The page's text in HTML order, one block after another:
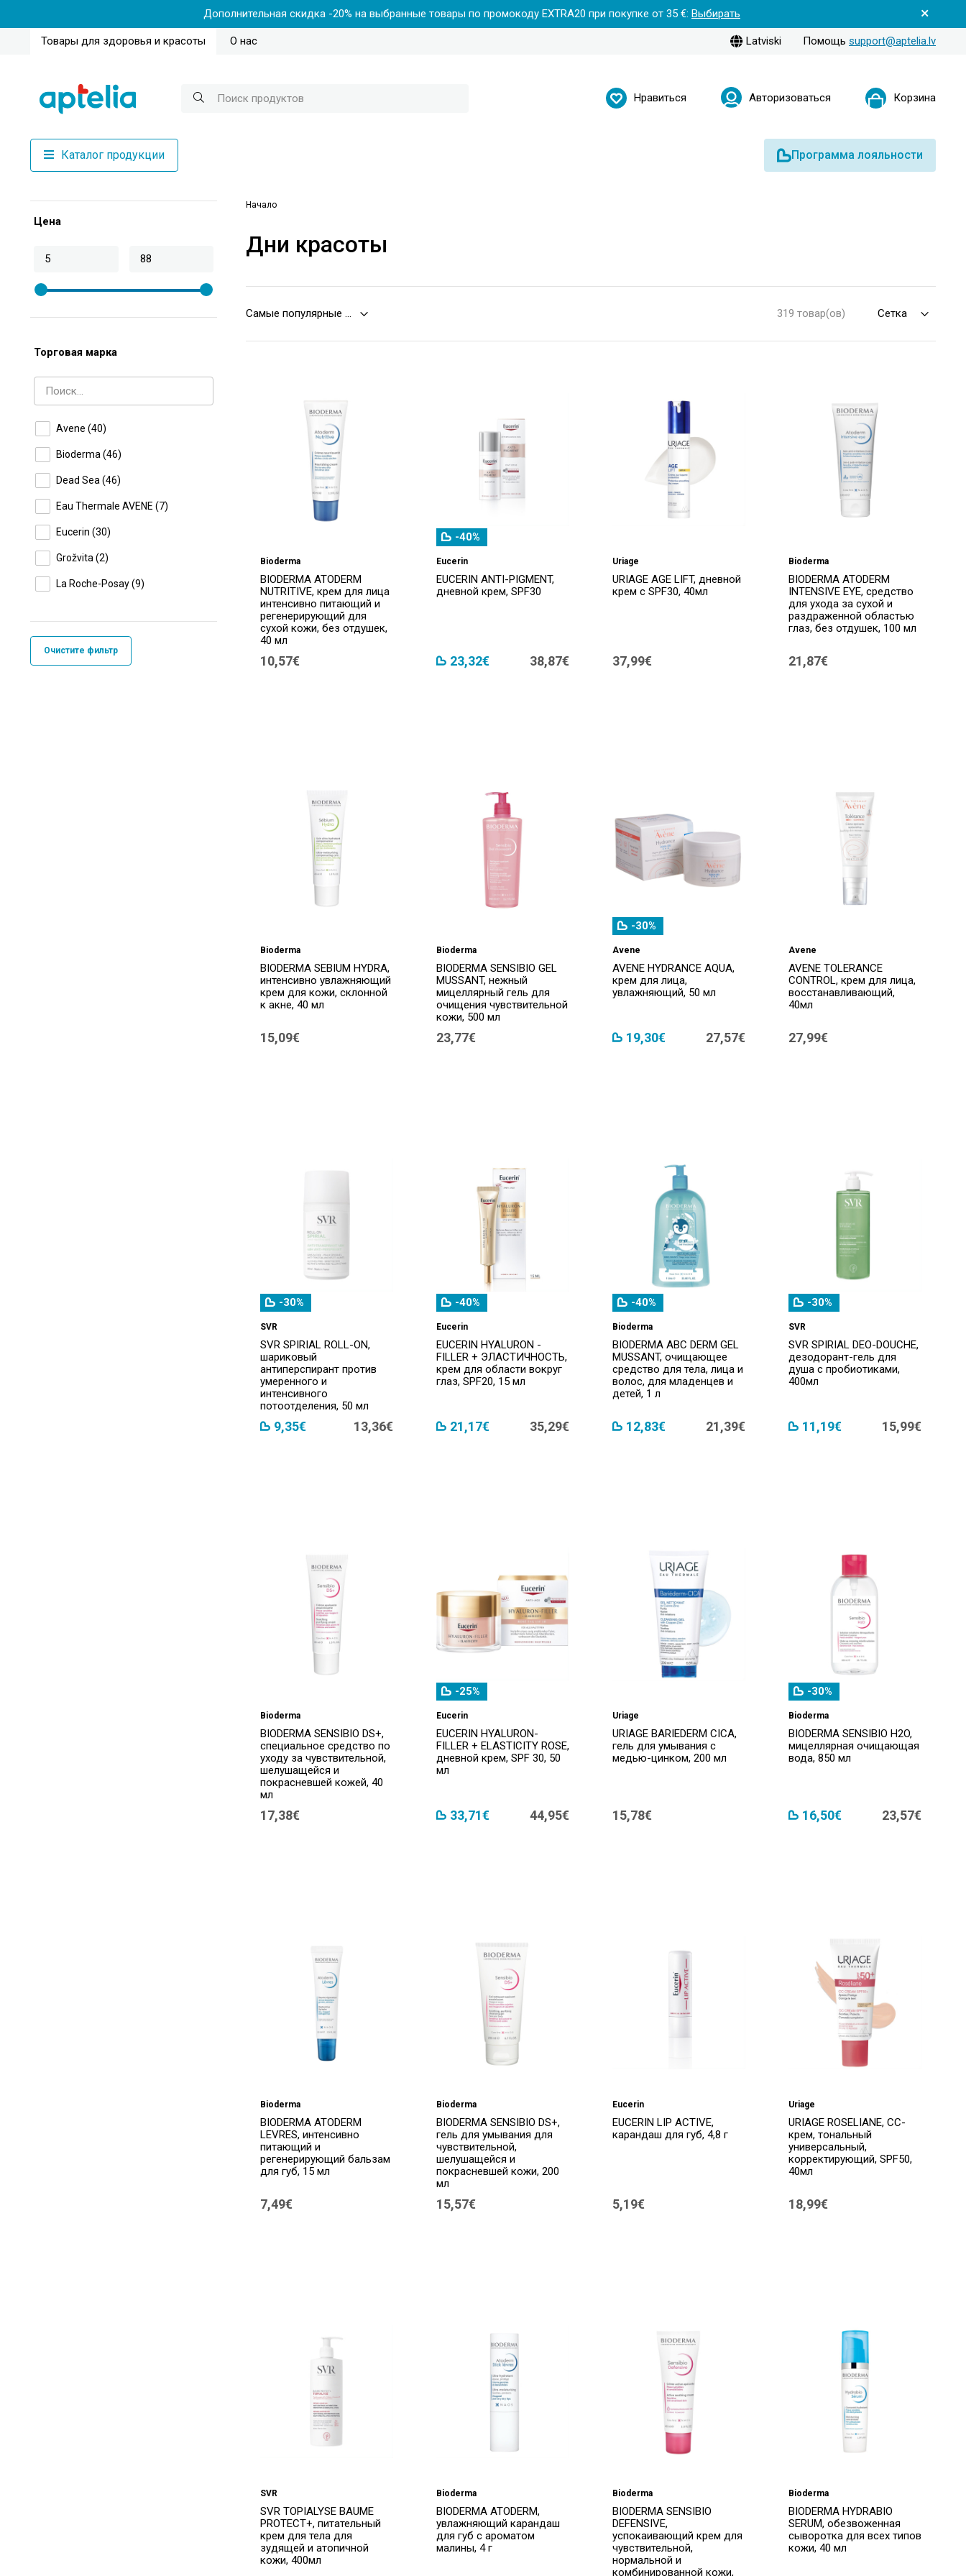
Дополнительная скидка -20% на выбранные товары по промокоду EXTRA20 при покупке от 35 €: Выбирать
Товары для здоровья и красоты О нас Latviski Помощь support@aptelia.lv
Нравиться Авторизоваться Корзина
Каталог продукции Программа лояльности
Цена
Торговая марка
Avene (40)
Bioderma (46)
Dead Sea (46)
Eau Thermale AVENE (7)
Eucerin (30)
Grožvita (2)
La Roche-Posay(9)
Noreva(4)
Очистите фильтр
Начало
Дни красоты
319 товар(ов)
Bioderma
BIODERMA ATODERM
NUTRITIVE, крем для лица
интенсивно питающий и
регенерирующий для
сухой кожи, без отдушек,
40 мл
10,57€
-40%
Eucerin
EUCERIN ANTI-PIGMENT,
дневной крем, SPF30
23,32€ 38,87€
Uriage
URIAGE AGE LIFT, дневной
крем с SPF30, 40мл
37,99€
Bioderma
BIODERMA ATODERM
INTENSIVE EYE, средство
для ухода за сухой и
раздраженной областью
глаз, без отдушек, 100 мл
21,87€
Bioderma
BIODERMA SEBIUM HYDRA,
интенсивно увлажняющий
крем для кожи, склонной
к акне, 40 мл
15,09€
Bioderma
BIODERMA SENSIBIO GEL
MUSSANT, нежный
мицеллярный гель для
очищения чувствительной
кожи, 500 мл
23,77€
-30%
Avene
AVENE HYDRANCE AQUA,
крем для лица,
увлажняющий, 50 мл
19,30€ 27,57€
Avene
AVENE TOLERANCE
CONTROL, крем для лица,
восстанавливающий,
40мл
27,99€
-30%
SVR
SVR SPIRIAL ROLL-ON,
шариковый
антиперспирант против
умеренного и
интенсивного
потоотделения, 50 мл
9,35€ 13,36€
-40%
Eucerin
EUCERIN HYALURON -
FILLER + ЭЛАСТИЧНОСТЬ,
крем для области вокруг
глаз, SPF20, 15 мл
21,17€ 35,29€
-40%
Bioderma
BIODERMA ABC DERM GEL
MUSSANT, очищающее
средство для тела, лица и
волос, для младенцев и
детей, 1 л
12,83€ 21,39€
-30%
SVR
SVR SPIRIAL DEO-DOUCHE,
дезодорант-гель для
душа с пробиотиками,
400мл
11,19€ 15,99€
Bioderma
BIODERMA SENSIBIO DS+,
специальное средство по
уходу за чувствительной,
шелушащейся и
покрасневшей кожей, 40
мл
17,38€
-25%
Eucerin
EUCERIN HYALURON-
FILLER + ELASTICITY ROSE,
дневной крем, SPF 30, 50
мл
33,71€ 44,95€
Uriage
URIAGE BARIEDERM CICA,
гель для умывания с
медью-цинком, 200 мл
15,78€
-30%
Bioderma
BIODERMA SENSIBIO H2O,
мицеллярная очищающая
вода, 850 мл
16,50€ 23,57€
Bioderma
BIODERMA ATODERM
LEVRES, интенсивно
питающий и
регенерирующий бальзам
для губ, 15 мл
7,49€
Bioderma
BIODERMA SENSIBIO DS+,
гель для умывания для
чувствительной,
шелушащейся и
покрасневшей кожи, 200
мл
15,57€
Eucerin
EUCERIN LIP ACTIVE,
карандаш для губ, 4,8 г
5,19€
Uriage
URIAGE ROSELIANE, СС-
крем, тональный
универсальный,
корректирующий, SPF50,
40мл
18,99€
SVR
SVR TOPIALYSE BAUME
PROTECT+, питательный
крем для тела для
зудящей и атопичной
кожи, 400мл
Bioderma
BIODERMA ATODERM,
увлажняющий карандаш
для губ с ароматом
малины, 4 г
Bioderma
BIODERMA SENSIBIO
DEFENSIVE,
успокаивающий крем для
чувствительной,
нормальной и
комбинированной кожи,
Bioderma
BIODERMA HYDRABIO
SERUM, обезвоженная
сыворотка для всех типов
кожи, 40 мл